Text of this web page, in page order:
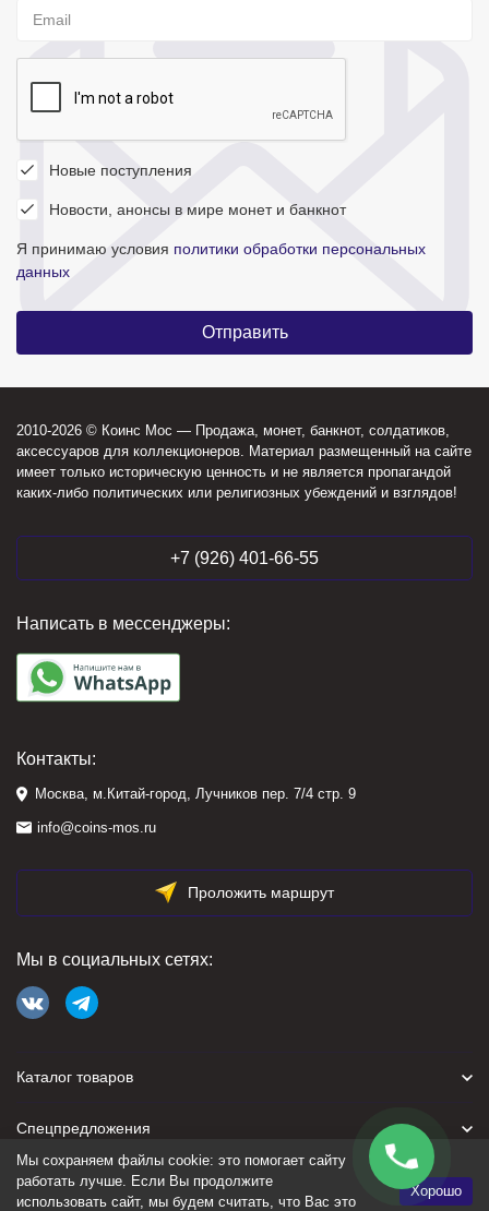
Новые поступления
Новости, анонсы в мире монет и банкнот
Я принимаю условия политики обработки персональных
данных
2010-2026 © Коинс Мос — Продажа, монет, банкнот, солдатиков,
аксессуаров для коллекционеров. Материал размещенный на сайте
имеет только историческую ценность и не является пропагандой
каких-либо политических или религиозных убеждений и взглядов!
+7 (926) 401-66-55
Написать в мессенджеры:
Контакты:
Москва, м.Китай-город, Лучников пер. 7/4 стр. 9
info@coins-mos.ru
Проложить маршрут
Мы в социальных сетях:
Каталог товаров
Спецпредложения
Для покупателя
Мы сохраняем файлы cookie: это помогает сайту
работать лучше. Если Вы продолжите
использовать сайт, мы будем считать, что Вас это
Хорошо